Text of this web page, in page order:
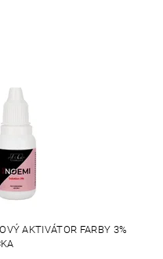
AKTIVÁTOR FARBY 3%